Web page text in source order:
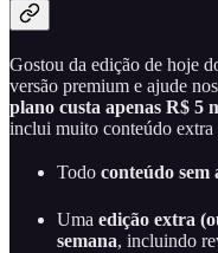
Gostou da edição de hoje
versão premium e ajude
plano custa apenas R$ 5
inclui muito conteúdo extra
Todo conteúdo sem
Uma edição extra
semana, incluindo